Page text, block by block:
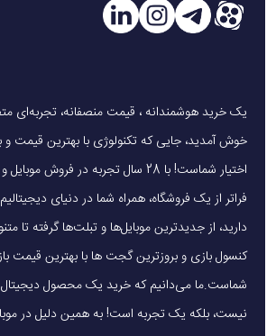
خوش آمدید، جایی که تکنولوژی با بهترین قیمت و
اختیار شماست! با 28 سال تجربه در فروش
فراتر از یک فروشگاه، همراه شما در دنیای
دارید، از جدیدترین موبایل‌ها و تبلت‌ها گرفته تا
کنسول بازی و بروزترین گجت ها با بهترین قیمت
شماست.ما می‌دانیم که خرید یک محصول